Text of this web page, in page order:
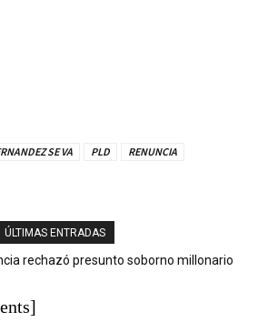
SE VA PLD
RENUNCIA
ÚLTIMAS ENTRADAS
rechazó presunto soborno millonario
es desactivado en zona cercana donde